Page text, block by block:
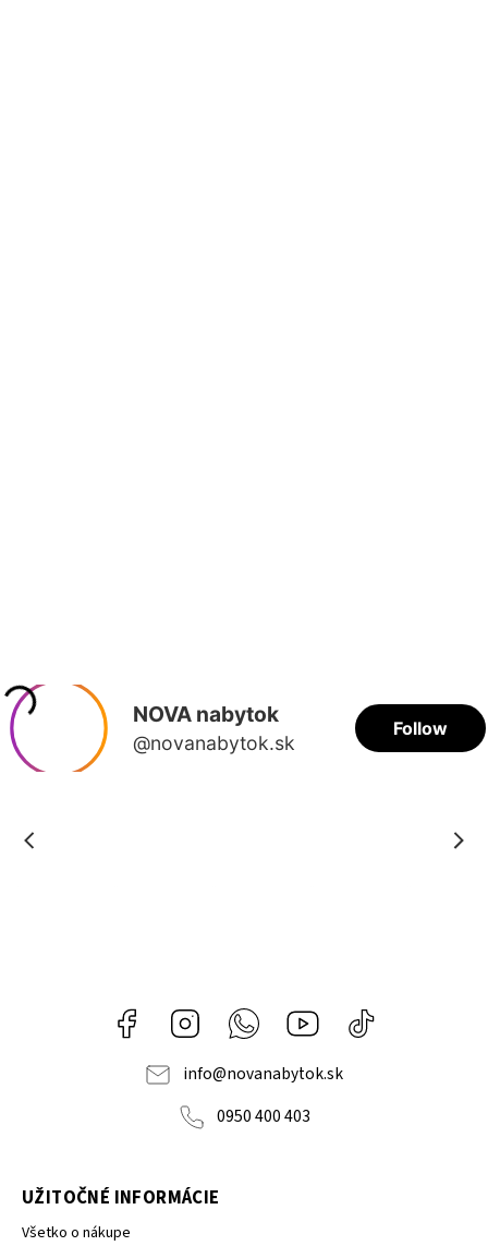
Facebook Instagram Whatsapp Youtube
nábytok
info@novanabytok.sk
0950 400 403
UŽITOČNÉ INFORMÁCIE
Všetko o nákupe